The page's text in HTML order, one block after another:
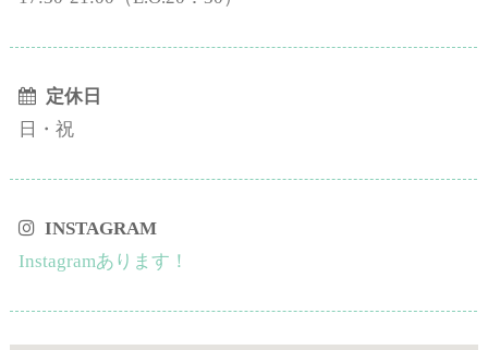
定休日
日・祝
INSTAGRAM
Instagramあります！